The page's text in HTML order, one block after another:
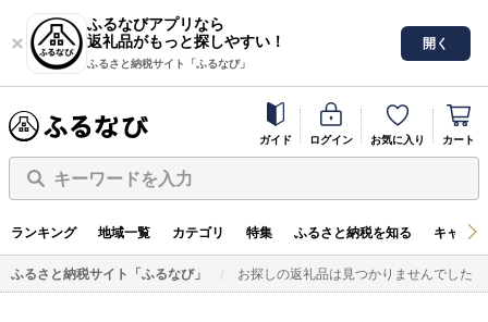
ふるなびアプリなら
返礼品がもっと探しやすい！
ふるさと納税サイト「ふるなび」
開く
ガイド ログイン お気に入り カート
キーワードを入力
ランキング 地域一覧 カテゴリ 特集 ふるさと納税を知る キャン
ふるさと納税サイト「ふるなび」 お探しの返礼品は見つかりませんでした